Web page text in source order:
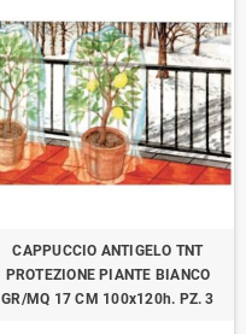
CAPPUCCIO ANTIGELO TNT
PROTEZIONE PIANTE BIANCO
GR/MQ 17 CM 100x120h. PZ. 3